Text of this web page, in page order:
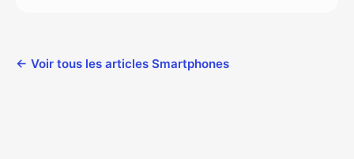
← Voir tous les articles Smartphones